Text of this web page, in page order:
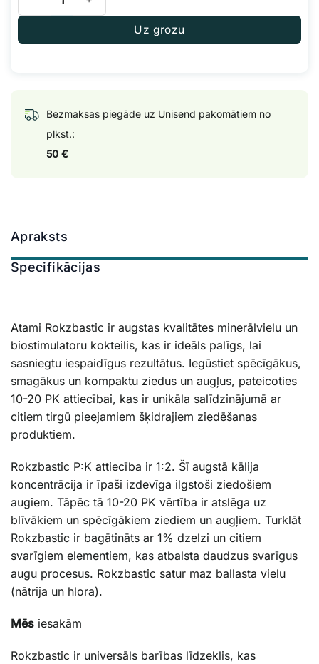
Uz grozu
Bezmaksas piegāde uz Unisend pakomātiem no
plkst.:
50 €
Apraksts
Specifikācijas
Atami Rokzbastic ir augstas kvalitātes minerālvielu un
biostimulatoru kokteilis, kas ir ideāls palīgs, lai
sasniegtu iespaidīgus rezultātus. Iegūstiet spēcīgākus,
smagākus un kompaktu ziedus un augļus, pateicoties
10-20 PK attiecībai, kas ir unikāla salīdzinājumā ar
citiem tirgū pieejamiem šķidrajiem ziedēšanas
produktiem.
Rokzbastic P:K attiecība ir 1:2. Šī augstā kālija
koncentrācija ir īpaši izdevīga ilgstoši ziedošiem
augiem. Tāpēc tā 10-20 PK vērtība ir atslēga uz
blīvākiem un spēcīgākiem ziediem un augļiem. Turklāt
Rokzbastic ir bagātināts ar 1% dzelzi un citiem
svarīgiem elementiem, kas atbalsta daudzus svarīgus
augu procesus. Rokzbastic satur maz ballasta vielu
(nātrija un hlora).
Mēs iesakām
Rokzbastic ir universāls barības līdzeklis, kas